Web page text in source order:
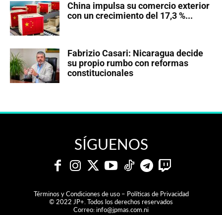
China impulsa su comercio exterior
con un crecimiento del 17,3 %...
Fabrizio Casari: Nicaragua decide
su propio rumbo con reformas
constitucionales
SÍGUENOS
Términos y Condiciones de uso – Políticas de Privacidad
© 2022 JP+. Todos los derechos reservados
Correo:info@jpmas.com.ni